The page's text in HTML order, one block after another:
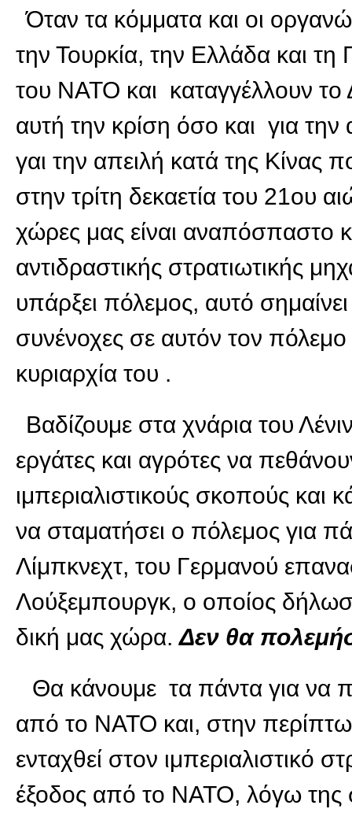
Όταν τα κόμματα και οι
την Τουρκία, την Ελλάδα και τη
του ΝΑΤΟ και καταγγέλλουν το
αυτή την κρίση όσο και για
γαι την απειλή κατά της Κίνας
στην τρίτη δεκαετία του 21ου
χώρες μας είναι αναπόσπαστο
αντιδραστικής στρατιωτικής
υπάρξει πόλεμος, αυτό σημαίνει
συνένοχες σε αυτόν τον
κυριαρχία του .
Βαδίζουμε στα χνάρια του
εργάτες και αγρότες να
ιμπεριαλιστικούς σκοπούς και
να σταματήσει ο πόλεμος για
Λίμπκνεχτ, του Γερμανού
Λούξεμπουργκ, ο οποίος
δική μας χώρα.Δεν θα
Θα κάνουμε τα πάντα για να
από το ΝΑΤΟ και, στην
ενταχθεί στον ιμπεριαλιστικό
έξοδος από το ΝΑΤΟ, λόγω της